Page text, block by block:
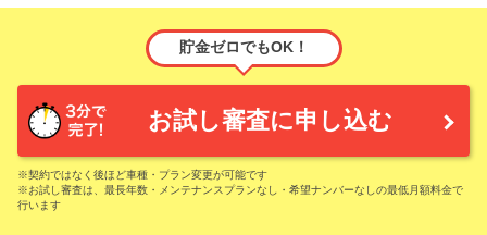
貯金ゼロでもOK！
お試し審査に申し込む
※契約ではなく後ほど車種・プラン変更が可能です
※お試し審査は、最長年数・メンテナンスプランなし・希望ナンバーなしの最低月額料金で
行います